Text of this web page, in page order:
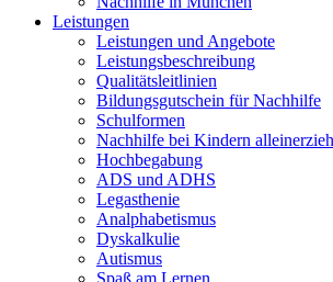
Leistungen
Leistungen und Angebote
Leistungsbeschreibung
Qualitätsleitlinien
Bildungsgutschein für Nachhilfe
Schulformen
Nachhilfe bei Kindern
Hochbegabung
ADS und ADHS
Legasthenie
Analphabetismus
Dyskalkulie
Autismus